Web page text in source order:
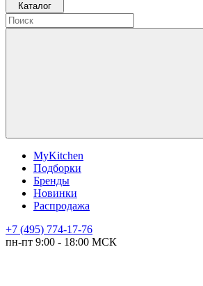
Каталог
MyKitchen
Подборки
Бренды
Новинки
Распродажа
+7 (495) 774-17-76
пн-пт 9:00 - 18:00 МСК